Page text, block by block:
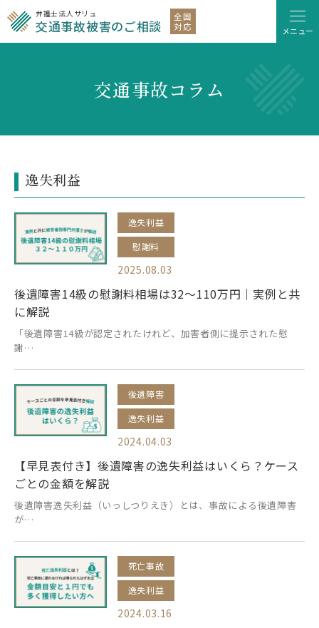
弁護士法人サリュ
交通事故被害のご相談
全国
対応
メニュー
交通事故コラム
逸失利益
逸失利益
慰謝料
2025.08.03
後遺障害14級の慰謝料相場は32～110万円｜実例と共
に解説
「後遺障害14級が認定されたけれど、加害者側に提示された慰
謝…
後遺障害
逸失利益
2024.04.03
【早見表付き】後遺障害の逸失利益はいくら？ケース
ごとの金額を解説
後遺障害逸失利益（いっしつりえき）とは、事故による後遺障害
が…
死亡事故
逸失利益
2024.03.16